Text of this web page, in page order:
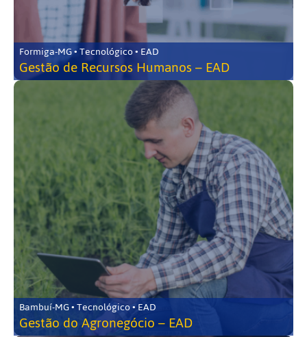
Formiga-MG • Tecnológico • EAD
Gestão de Recursos Humanos – EAD
Bambuí-MG • Tecnológico • EAD
Gestão do Agronegócio – EAD